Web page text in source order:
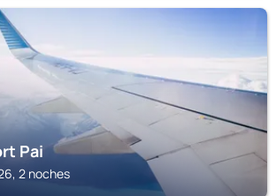
Pai
2 noches